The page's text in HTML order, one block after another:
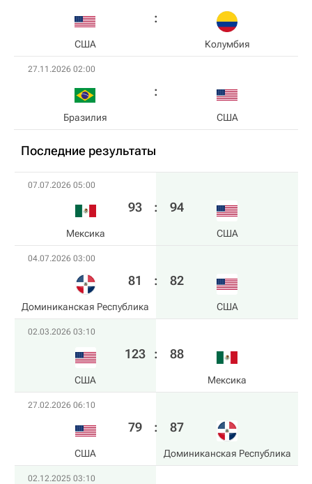
США Колумбия
27.11.2026 02:00
Бразилия США
Последние результаты
07.07.2026 05:00
Мексика
93 : 94
США
04.07.2026 03:00
Доминиканская Республика
81 : 82
США
02.03.2026 03:10
США
123 : 88
Мексика
27.02.2026 06:10
США
79 : 87
Доминиканская Республика
02.12.2025 03:10